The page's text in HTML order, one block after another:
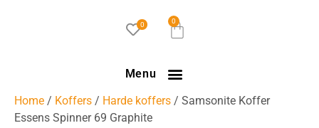
0 0
Menu
Home / Koffers / Harde koffers / Samsonite Koffer
Essens Spinner 69 Graphite